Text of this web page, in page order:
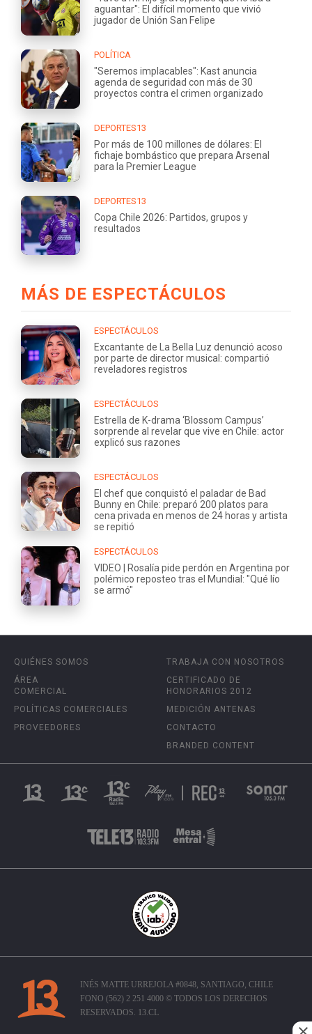
aguantar": El difícil momento que vivió
jugador de Unión San Felipe
POLÍTICA
"Seremos implacables": Kast anuncia
agenda de seguridad con más de 30
proyectos contra el crimen organizado
DEPORTES13
Por más de 100 millones de dólares: El
fichaje bombástico que prepara Arsenal
para la Premier League
DEPORTES13
Copa Chile 2026: Partidos, grupos y
resultados
MÁS DE ESPECTÁCULOS
ESPECTÁCULOS
Excantante de La Bella Luz denunció acoso
por parte de director musical: compartió
reveladores registros
ESPECTÁCULOS
Estrella de K-drama ‘Blossom Campus’
sorprende al revelar que vive en Chile: actor
explicó sus razones
ESPECTÁCULOS
El chef que conquistó el paladar de Bad
Bunny en Chile: preparó 200 platos para
cena privada en menos de 24 horas y artista
se repitió
ESPECTÁCULOS
VIDEO | Rosalía pide perdón en Argentina por
polémico reposteo tras el Mundial: "Qué lío
se armó"
QUIÉNES SOMOS
ÁREA
COMERCIAL
POLÍTICAS COMERCIALES
PROVEEDORES
TRABAJA CON NOSOTROS
CERTIFICADO DE
HONORARIOS 2012
MEDICIÓN ANTENAS
CONTACTO
BRANDED CONTENT
INÉS MATTE URREJOLA #0848, SANTIAGO, CHILE
FONO (562) 2 251 4000 © TODOS LOS DERECHOS
RESERVADOS. 13.CL